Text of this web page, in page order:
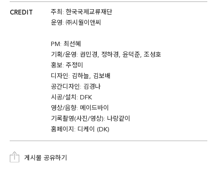
CREDIT
주최: 한국국제교류재단
운영: ㈜시월이앤씨
​​​​​​PM: 최선혜
기획/운영: 권민경, 정하경, 윤덕준, 조성호
홍보: 주정미
디자인: 김하늘, 김보배
공간디자인: 김경나
시공/설치: DFK
영상/음향: 메이드바이
기록촬영(사진/영상): 나랑같이
홈페이지: 디케이 (DK)
게시물 공유하기